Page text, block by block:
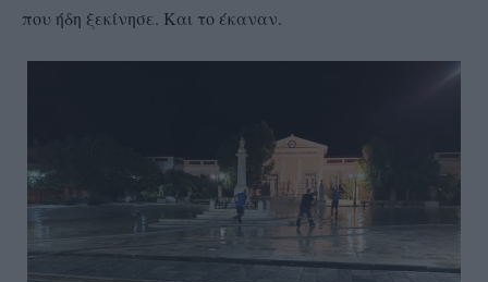
που ήδη ξεκίνησε. Και το έκαναν.